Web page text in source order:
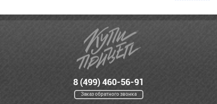
8 (499) 460-56-91
Заказ обратного звонка